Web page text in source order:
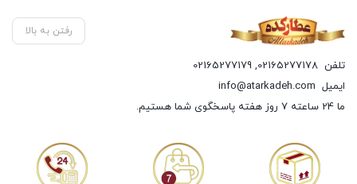
رفتن به بالا
تلفن 02165277178
,
02165277179
ایمیل info@atarkadeh.com
ما 24 ساعته 7 روز هفته پاسخگوی شما هستیم.